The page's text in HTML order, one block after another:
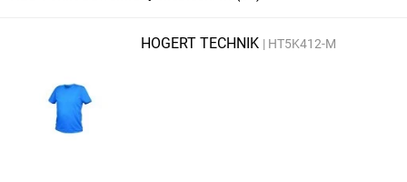
HOGERT TECHNIK HT5K412-M